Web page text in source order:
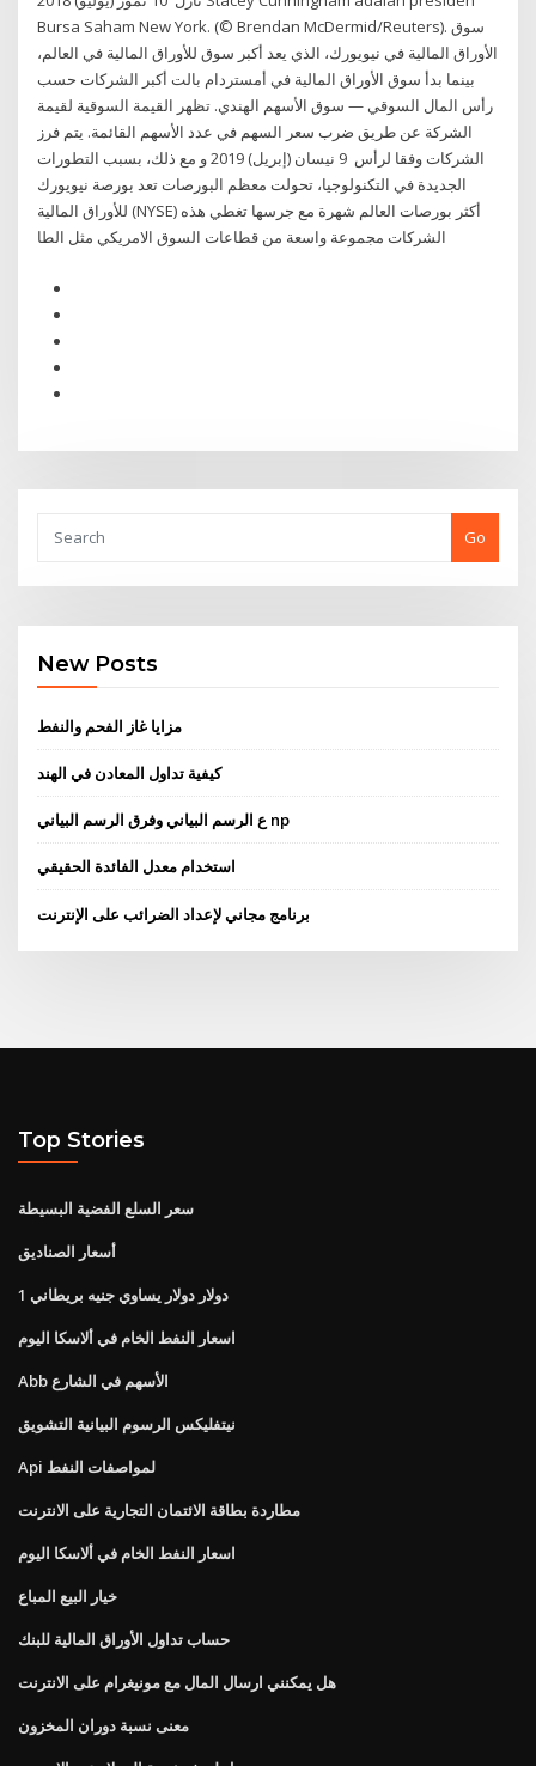
Bursa Saham New York. (© Brendan McDermid/Reuters). سوق
الأوراق المالية في نيويورك، الذي يعد أكبر سوق للأوراق المالية في العالم،
بينما بدأ سوق الأوراق المالية في أمستردام بالت أكبر الشركات حسب
رأس المال السوقي — سوق الأسهم الهندي. تظهر القيمة السوقية لقيمة
الشركة عن طريق ضرب سعر السهم في عدد الأسهم القائمة. يتم فرز
الشركات وفقا لرأس 9 نيسان (إبريل) 2019 و مع ذلك، بسبب التطورات
الجديدة في التكنولوجيا، تحولت معظم البورصات تعد بورصة نيويورك
للأوراق المالية (NYSE) أكثر بورصات العالم شهرة مع جرسها تغطي هذه
الشركات مجموعة واسعة من قطاعات السوق الامريكي مثل الطا
Go
New Posts
مزايا غاز الفحم والنفط
كيفية تداول المعادن في الهند
ع الرسم البياني وفرق الرسم البياني np
استخدام معدل الفائدة الحقيقي
برنامج مجاني لإعداد الضرائب على الإنترنت
Top Stories
سعر السلع الفضية البسيطة
أسعار الصناديق
1 دولار دولار يساوي جنيه بريطاني
اسعار النفط الخام في ألاسكا اليوم
Abb الأسهم في الشارع
نيتفليكس الرسوم البيانية التشويق
Api لمواصفات النفط
مطاردة بطاقة الائتمان التجارية على الانترنت
اسعار النفط الخام في ألاسكا اليوم
خيار البيع المباع
حساب تداول الأوراق المالية للبنك
هل يمكنني ارسال المال مع مونيغرام على الانترنت
معنى نسبة دوران المخزون